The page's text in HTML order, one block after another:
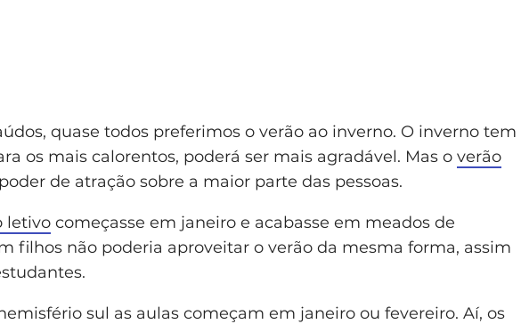
quase todos preferimos o verão ao inverno. O inverno tem
os mais calorentos, poderá ser mais agradável. Mas o verão
de atração sobre a maior parte das pessoas.
letivo começasse em janeiro e acabasse em meados de
filhos não poderia aproveitar o verão da mesma forma, assim
sul as aulas começam em janeiro ou fevereiro. Aí, os